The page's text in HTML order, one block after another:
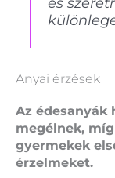
Anyai érzések
Az édesanyák
megélnek,
gyermekek
érzelmeket.